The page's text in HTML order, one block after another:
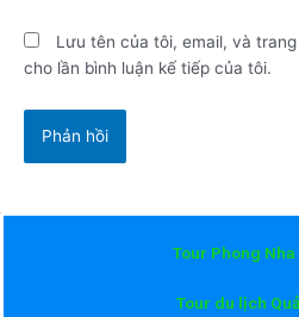
Lưu tên của tôi, email, và
cho lần bình luận kế tiếp của tôi.
Tour Phong Nha
Tour du lịch